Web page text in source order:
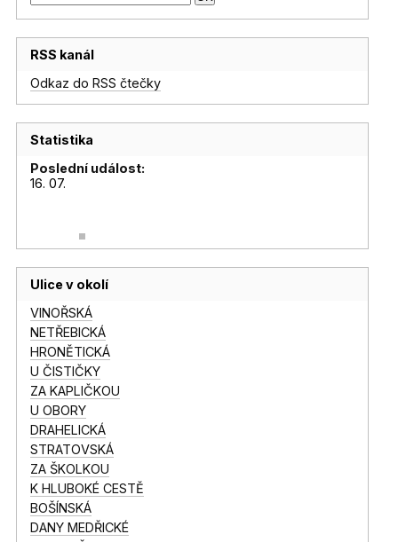
RSS kanál
Odkaz do RSS čtečky
Statistika
Poslední událost:
16. 07.
Ulice v okolí
VINOŘSKÁ
NETŘEBICKÁ
HRONĚTICKÁ
U ČISTIČKY
ZA KAPLIČKOU
U OBORY
DRAHELICKÁ
STRATOVSKÁ
ZA ŠKOLKOU
K HLUBOKÉ CESTĚ
BOŠÍNSKÁ
DANY MEDŘICKÉ